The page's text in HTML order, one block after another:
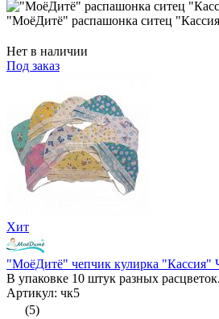
"МоёДитё" распашонка ситец
Нет в наличии
Под заказ
Хит
"МоёДитё" чепчик кулирка "Кассия"
В упаковке 10 штук разных расцветок.
Артикул: чк5
(5)